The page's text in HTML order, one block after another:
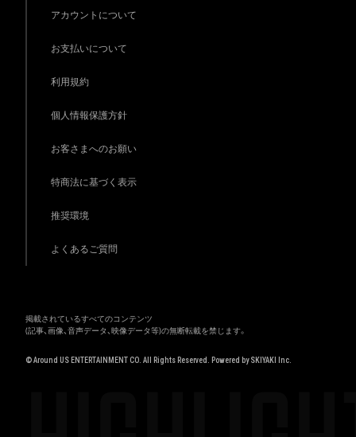
アカウントについて
お支払いについて
利用規約
個人情報保護方針
お客さまへのお願い
特商法に基づく表示
推奨環境
よくあるご質問
掲載されているすべてのコンテンツ
(記事、画像、音声データ、映像データ等)の無断転載を禁じます。
© Around US ENTERTAINMENT CO. All Rights Reserved. Powered bySKIYAKI Inc.